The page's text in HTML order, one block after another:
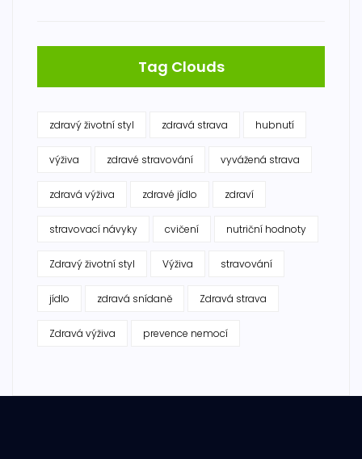
Tag Clouds
zdravý životní styl zdravá strava hubnutí
výživa zdravé stravování vyvážená strava
zdravá výživa zdravé jídlo zdraví
stravovací návyky cvičení nutriční hodnoty
Zdravý životní styl Výživa stravování
jídlo zdravá snídaně Zdravá strava
Zdravá výživa prevence nemocí